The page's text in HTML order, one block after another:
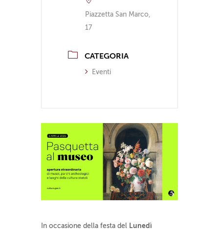
Piazzetta San Marco,
17
CATEGORIA
Eventi
In occasione della festa del Lunedì